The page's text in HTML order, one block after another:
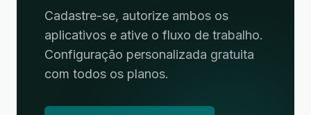
Cadastre-se, autorize ambos os
aplicativos e ative o fluxo de trabalho.
Configuração personalizada gratuita
com todos os planos.